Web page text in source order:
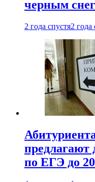
черным
2 года спустя2 года
предлагают
по ЕГЭ до